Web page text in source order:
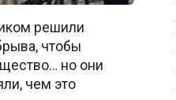
решили
чтобы
но они
чем это